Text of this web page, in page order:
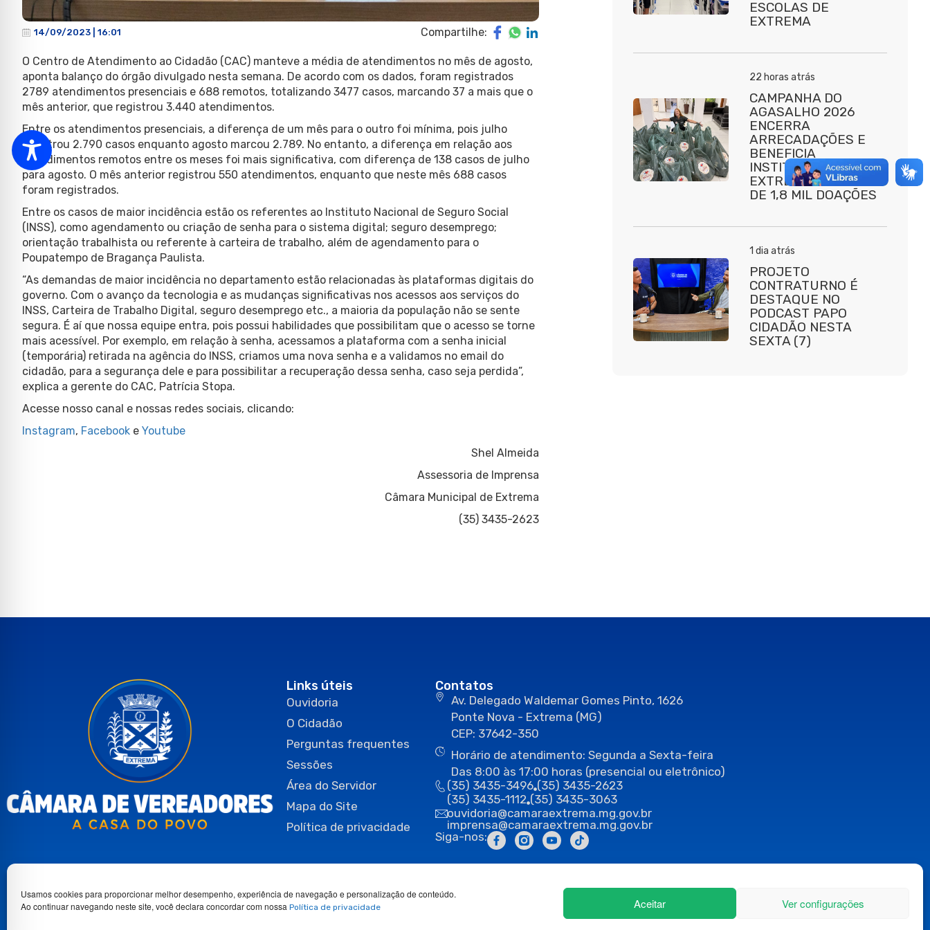
Usamos cookies para proporcionar melhor desempenho, experiência de navegação e personalização de conteúdo.
Ao continuar navegando neste site, você declara concordar com nossa Política de privacidade Aceitar Ver configurações
14/09/2023 | 16:01 Compartilhe:
O Centro de Atendimento ao Cidadão (CAC) manteve a média de atendimentos no mês de agosto,
aponta balanço do órgão divulgado nesta semana. De acordo com os dados, foram registrados
2789 atendimentos presenciais e 688 remotos, totalizando 3477 casos, marcando 37 a mais que o
mês anterior, que registrou 3.440 atendimentos.
Entre os atendimentos presenciais, a diferença de um mês para o outro foi mínima, pois julho
registrou 2.790 casos enquanto agosto marcou 2.789. No entanto, a diferença em relação aos
atendimentos remotos entre os meses foi mais significativa, com diferença de 138 casos de julho
para agosto. O mês anterior registrou 550 atendimentos, enquanto que neste mês 688 casos
foram registrados.
Entre os casos de maior incidência estão os referentes ao Instituto Nacional de Seguro Social
(INSS), como agendamento ou criação de senha para o sistema digital; seguro desemprego;
orientação trabalhista ou referente à carteira de trabalho, além de agendamento para o
Poupatempo de Bragança Paulista.
“As demandas de maior incidência no departamento estão relacionadas às plataformas digitais do
governo. Com o avanço da tecnologia e as mudanças significativas nos acessos aos serviços do
INSS, Carteira de Trabalho Digital, seguro desemprego etc., a maioria da população não se sente
segura. É aí que nossa equipe entra, pois possui habilidades que possibilitam que o acesso se torne
mais acessível. Por exemplo, em relação à senha, acessamos a plataforma com a senha inicial
(temporária) retirada na agência do INSS, criamos uma nova senha e a validamos no email do
cidadão, para a segurança dele e para possibilitar a recuperação dessa senha, caso seja perdida”,
explica a gerente do CAC, Patrícia Stopa.
Acesse nosso canal e nossas redes sociais, clicando:
Instagram, Facebook e Youtube
Shel Almeida
Assessoria de Imprensa
Câmara Municipal de Extrema
(35) 3435-2623
ESCOLAS DE
EXTREMA
22 horas atrás
CAMPANHA DO
AGASALHO 2026
ENCERRA
ARRECADAÇÕES E
BENEFICIA
INSTITUIÇÕES DE
EXTREMA COM MAIS
DE 1,8 MIL DOAÇÕES
1 dia atrás
PROJETO
CONTRATURNO É
DESTAQUE NO
PODCAST PAPO
CIDADÃO NESTA
SEXTA (7)
Links úteis
Ouvidoria
O Cidadão
Perguntas frequentes
Sessões
Área do Servidor
Mapa do Site
Política de privacidade
Contatos
Av. Delegado Waldemar Gomes Pinto, 1626
Ponte Nova - Extrema (MG)
CEP: 37642-350
Horário de atendimento: Segunda a Sexta-feira
Das 8:00 às 17:00 horas (presencial ou eletrônico)
(35) 3435-3496 (35) 3435-2623
(35) 3435-1112 (35) 3435-3063
ouvidoria@camaraextrema.mg.gov.br
imprensa@camaraextrema.mg.gov.br
Siga-nos: